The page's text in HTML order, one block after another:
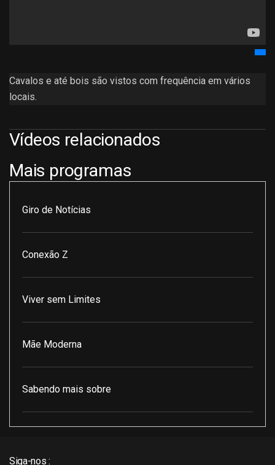
Cavalos e até bois são vistos com frequência em vários
locais.
Vídeos relacionados
Mais programas
Giro de Notícias
Conexão Z
Viver sem Limites
Mãe Moderna
Sabendo mais sobre
Siga-nos :